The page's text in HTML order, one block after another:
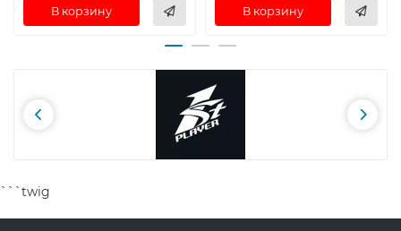
В корзину В корзину
```twig